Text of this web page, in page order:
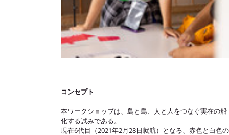
コンセプト
本ワークショップは、島と島、人と人をつなぐ実在の
化する試みである。
現在6代目（2021年2月28日就航）となる、赤色と白色